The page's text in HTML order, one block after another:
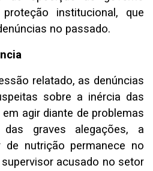
institucional, que
no passado.
relatado, as denúncias
sobre a inércia das
agir diante de problemas
das graves alegações, a
de nutrição permanece no
acusado no setor